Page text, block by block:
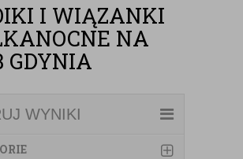
I WIĄZANKI
NA
GDYNIA
WYNIKI